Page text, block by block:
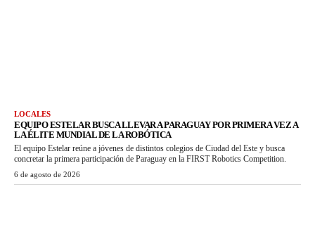
LOCALES
EQUIPO ESTELAR BUSCA LLEVAR A PARAGUAY POR PRIMERA VEZ A
LA ÉLITE MUNDIAL DE LA ROBÓTICA
El equipo Estelar reúne a jóvenes de distintos colegios de Ciudad del Este y busca
concretar la primera participación de Paraguay en la FIRST Robotics Competition.
6 de agosto de 2026